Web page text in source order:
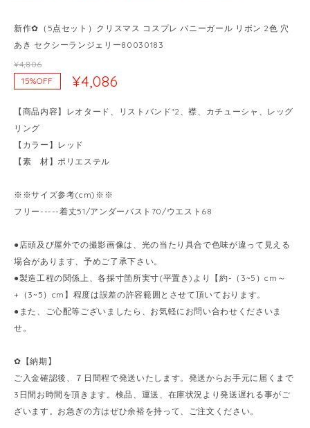
新作✿（5点セット）クリスマス コスプレ バニーガール リボン 2色 穴
あき セクシーランジェリー80030183
¥4,806
15%OFF
¥4,086
【商品内容】レオタード、リストバンド*2、襟、カチューシャ、レッグ
リング
【カラー】レッド
【素 材】ポリエステル
※※サイズ参考(cm)※※
フリー-----着丈51/アンダーバスト70/ウエスト68
●店頭及び屋外での撮影画像は、光の当たり具合で色味が違って見える
場合があります、予めご了承下さい。
●製造工程の関係上、各採寸箇所実寸(平置き)より【約-（3~5）cm～
+（3~5）cm】程度は誤差の許容範囲とさせて頂いております。
●また、ご心配等ございましたら、お気軽にお問い合わせくださいま
せ。
✿【納期】
ご入金確認後、７日間程で発送いたします。発送からお手元に届くまで
3日間お時間を頂きます。検品、運送、在庫状況より発送遅れる事がご
ざいます。お急ぎの方はぜひ余裕を持って、ご注文ください。